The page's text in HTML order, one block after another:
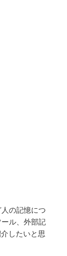
の記憶につ
ル、外部記
したいと思